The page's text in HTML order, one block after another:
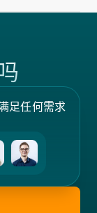
足任何需求